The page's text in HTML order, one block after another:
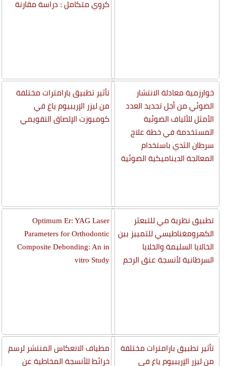
خوارزمية معادلة الانتشار
الضوئي من أجل تحديد العدد
الأمثل للألياف الضوئية
المستخدمة في خطة علاج
سرطان الثدي باستخدام
المعالجة الديناميكية الضوئية
تطبيق نظرية مي للتبعثر
الكهرومغناطيسي للتمييز بين
الخالايا السليمة والخلايا
السرطانية لأنسجة عنق الرحم
تأثير تطبيق بارامترات مختلفة
من ليزر الإريبيوم ياغ في
كروي متكامل : دراسة مقارنة
تأثير تطبيق بارامترات مختلفة
من ليزر الإريبيوم ياغ في
كومبوزت الإلصاق التقويمي
Optimum Er: YAG Laser
Parameters for Orthodontic
Composite Debonding: An in
vitro Study
مطياف الانعكاس المنتشر لرسم
خرائط للأنسجة المخاطية عن